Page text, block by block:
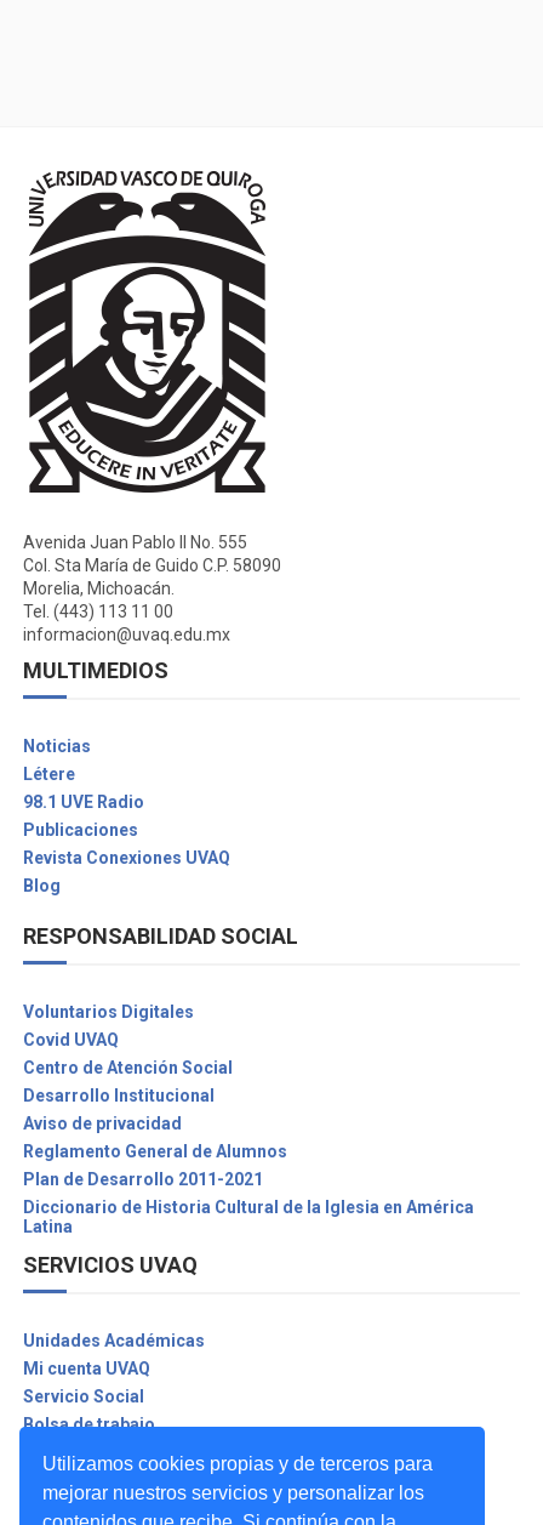
Utilizamos cookies propias y de terceros para
mejorar nuestros servicios y personalizar los
Avenida Juan Pablo II No. 555
Col. Sta María de Guido C.P. 58090
Morelia, Michoacán.
Tel. (443) 113 11 00
informacion@uvaq.edu.mx
MULTIMEDIOS
Noticias
Létere
98.1 UVE Radio
Publicaciones
Revista Conexiones UVAQ
Blog
RESPONSABILIDAD SOCIAL
Voluntarios Digitales
Covid UVAQ
Centro de Atención Social
Desarrollo Institucional
Aviso de privacidad
Reglamento General de Alumnos
Plan de Desarrollo 2011-2021
Diccionario de Historia Cultural de la Iglesia en América
Latina
SERVICIOS UVAQ
Unidades Académicas
Mi cuenta UVAQ
Servicio Social
Bolsa de trabajo
Biblioteca Digital
Seguro contra accidentes
Asuntos Internacionales